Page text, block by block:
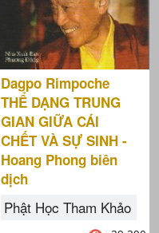
Dagpo Rimpoche
THỂ DẠNG TRUNG
GIAN GIỮA CÁI
CHẾT VÀ SỰ SINH -
Hoang Phong biên
dịch
Phật Học Tham Khảo